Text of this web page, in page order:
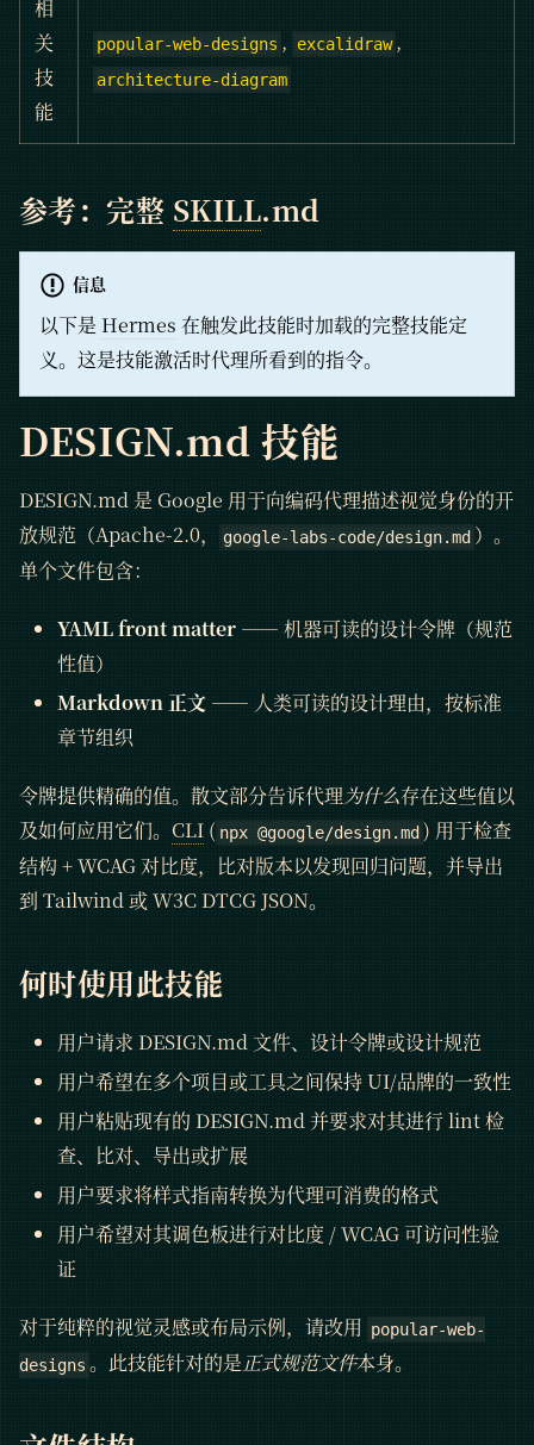
相
关
技
能
popular-web-designs , excalidraw ,
architecture-diagram
参考：完整 SKILL.md
信息
以下是 Hermes 在触发此技能时加载的完整技能定
义。这是技能激活时代理所看到的指令。
DESIGN.md 技能
DESIGN.md 是 Google 用于向编码代理描述视觉身份的开
放规范（Apache-2.0，
google-labs-code/design.md ）。
单个文件包含：
YAML front matter —— 机器可读的设计令牌（规范
性值）
Markdown 正文 —— 人类可读的设计理由，按标准
章节组织
令牌提供精确的值。散文部分告诉代理为什么存在这些值以
及如何应用它们。 CLI ( npx @google/design.md ) 用于检查
结构 + WCAG 对比度，比对版本以发现回归问题，并导出
到 Tailwind 或 W3C DTCG JSON。
何时使用此技能
用户请求 DESIGN.md 文件、设计令牌或设计规范
用户希望在多个项目或工具之间保持 UI/品牌的一致性
用户粘贴现有的 DESIGN.md 并要求对其进行 lint 检
查、比对、导出或扩展
用户要求将样式指南转换为代理可消费的格式
用户希望对其调色板进行对比度 / WCAG 可访问性验
证
对于纯粹的视觉灵感或布局示例，请改用 popular-web-
designs 。此技能针对的是正式规范文件本身。